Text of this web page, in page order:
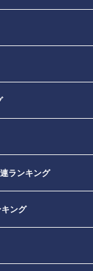
ランキング
ング